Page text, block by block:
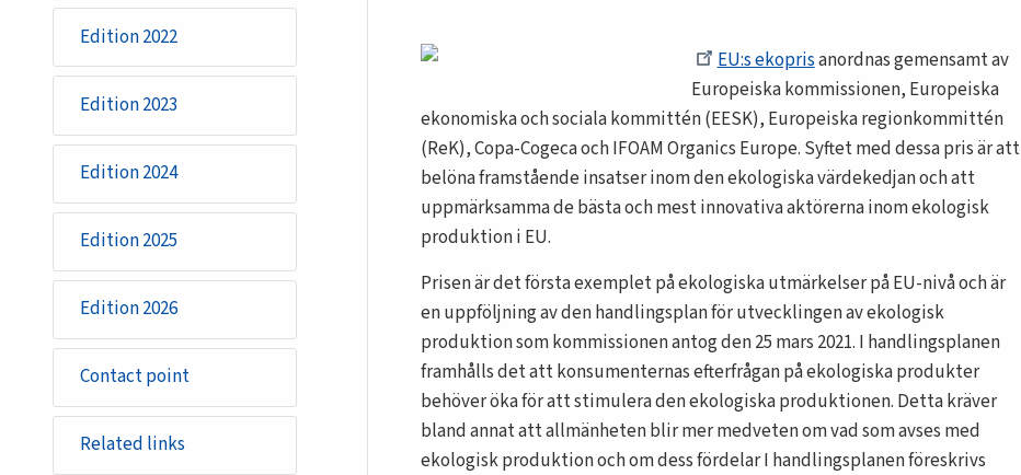
Edition 2022
Edition 2023
Edition 2024
Edition 2025
Edition 2026
Contact point
Related links
EU:s ekoprisanordnas gemensamt av
Europeiska kommissionen, Europeiska
ekonomiska och sociala kommittén (EESK), Europeiska regionkommittén
(ReK), Copa-Cogeca och IFOAM Organics Europe. Syftet med dessa pris är att
belöna framstående insatser inom den ekologiska värdekedjan och att
uppmärksamma de bästa och mest innovativa aktörerna inom ekologisk
produktion i EU.
Prisen är det första exemplet på ekologiska utmärkelser på EU-nivå och är
en uppföljning av den handlingsplan för utvecklingen av ekologisk
produktion som kommissionen antog den 25 mars 2021. I handlingsplanen
framhålls det att konsumenternas efterfrågan på ekologiska produkter
behöver öka för att stimulera den ekologiska produktionen. Detta kräver
bland annat att allmänheten blir mer medveten om vad som avses med
ekologisk produktion och om dess fördelar I handlingsplanen föreskrivs